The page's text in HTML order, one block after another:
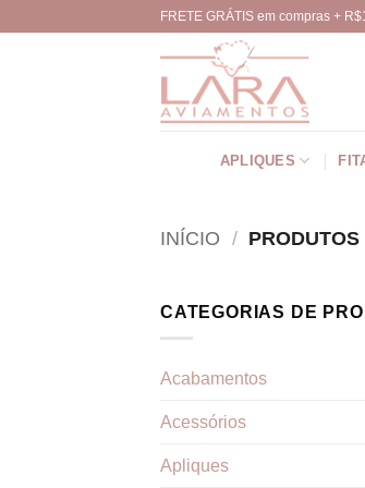
FRETE GRÁTIS em compras +
APLIQUES
INÍCIO /
CATEGORIAS DE
Acabamentos
Acessórios
Apliques